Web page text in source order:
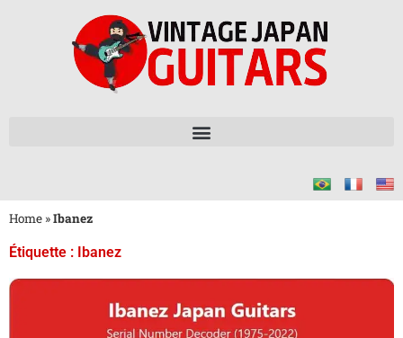
Home »Ibanez
Étiquette : Ibanez